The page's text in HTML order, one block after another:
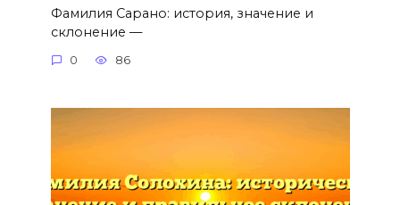
Фамилия Сарано: история, значение и
склонение —
0 86